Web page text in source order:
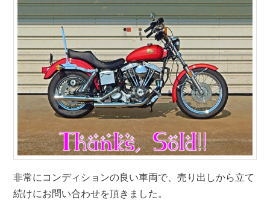
動
非常にコンディションの良い車両で、売り出しから立て
続けにお問い合わせを頂きました。